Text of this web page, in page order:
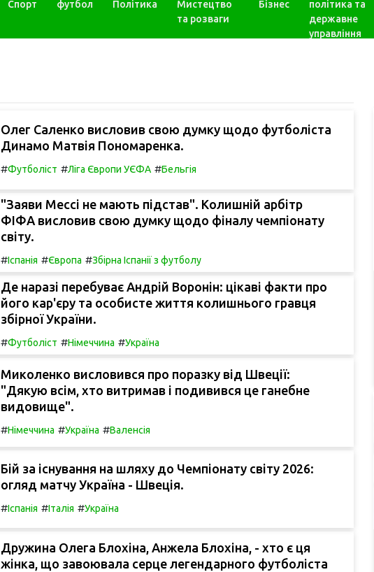
Спорт футбол Політика
Мистецтво
та розваги
Бізнес
політика та
державне
управління
Олег Саленко висловив свою думку щодо футболіста
Динамо Матвія Пономаренка.
#Футболіст #Ліга Європи УЄФА #Бельгія
"Заяви Мессі не мають підстав". Колишній арбітр
ФІФА висловив свою думку щодо фіналу чемпіонату
світу.
#Іспанія #Європа #Збірна Іспанії з футболу
Де наразі перебуває Андрій Воронін: цікаві факти про
його кар'єру та особисте життя колишнього гравця
збірної України.
#Футболіст #Німеччина #Україна
Миколенко висловився про поразку від Швеції:
"Дякую всім, хто витримав і подивився це ганебне
видовище".
#Німеччина #Україна #Валенсія
Бій за існування на шляху до Чемпіонату світу 2026:
огляд матчу Україна - Швеція.
#Іспанія #Італія #Україна
Дружина Олега Блохіна, Анжела Блохіна, - хто є ця
жінка, що завоювала серце легендарного футболіста